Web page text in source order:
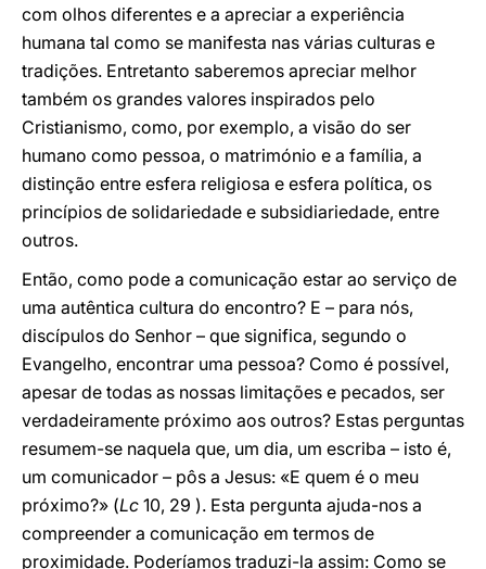
com olhos diferentes e a apreciar a experiência
humana tal como se manifesta nas várias culturas e
tradições. Entretanto saberemos apreciar melhor
também os grandes valores inspirados pelo
Cristianismo, como, por exemplo, a visão do ser
humano como pessoa, o matrimónio e a família, a
distinção entre esfera religiosa e esfera política, os
princípios de solidariedade e subsidiariedade, entre
outros.
Então, como pode a comunicação estar ao serviço de
uma autêntica cultura do encontro? E – para nós,
discípulos do Senhor – que significa, segundo o
Evangelho, encontrar uma pessoa? Como é possível,
apesar de todas as nossas limitações e pecados, ser
verdadeiramente próximo aos outros? Estas perguntas
resumem-se naquela que, um dia, um escriba – isto é,
um comunicador – pôs a Jesus: «E quem é o meu
próximo?» (Lc 10, 29 ). Esta pergunta ajuda-nos a
compreender a comunicação em termos de
proximidade. Poderíamos traduzi-la assim: Como se